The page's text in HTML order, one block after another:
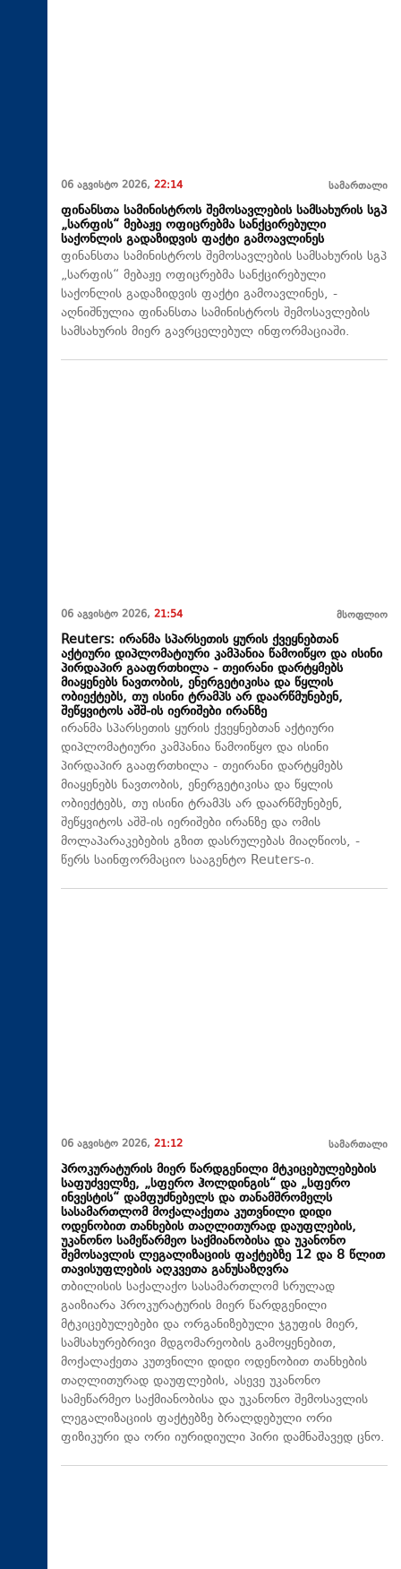
06 აგვისტო 2026, 22:14 სამართალი
ფინანსთა სამინისტროს შემოსავლების სამსახურის სგპ
„სარფის“ მებაჟე ოფიცრებმა სანქცირებული
საქონლის გადაზიდვის ფაქტი გამოავლინეს
ფინანსთა სამინისტროს შემოსავლების სამსახურის სგპ
„სარფის“ მებაჟე ოფიცრებმა სანქცირებული
საქონლის გადაზიდვის ფაქტი გამოავლინეს, -
აღნიშნულია ფინანსთა სამინისტროს შემოსავლების
სამსახურის მიერ გავრცელებულ ინფორმაციაში.
06 აგვისტო 2026, 21:54 მსოფლიო
Reuters: ირანმა სპარსეთის ყურის ქვეყნებთან
აქტიური დიპლომატიური კამპანია წამოიწყო და ისინი
პირდაპირ გააფრთხილა - თეირანი დარტყმებს
მიაყენებს ნავთობის, ენერგეტიკისა და წყლის
ობიექტებს, თუ ისინი ტრამპს არ დაარწმუნებენ,
შეწყვიტოს აშშ-ის იერიშები ირანზე
ირანმა სპარსეთის ყურის ქვეყნებთან აქტიური
დიპლომატიური კამპანია წამოიწყო და ისინი
პირდაპირ გააფრთხილა - თეირანი დარტყმებს
მიაყენებს ნავთობის, ენერგეტიკისა და წყლის
ობიექტებს, თუ ისინი ტრამპს არ დაარწმუნებენ,
შეწყვიტოს აშშ-ის იერიშები ირანზე და ომის
მოლაპარაკებების გზით დასრულებას მიაღწიოს, -
წერს საინფორმაციო სააგენტო Reuters-ი.
06 აგვისტო 2026, 21:12 სამართალი
პროკურატურის მიერ წარდგენილი მტკიცებულებების
საფუძველზე, „სფერო ჰოლდინგის“ და „სფერო
ინვესტის“ დამფუძნებელს და თანამშრომელს
სასამართლომ მოქალაქეთა კუთვნილი დიდი
ოდენობით თანხების თაღლითურად დაუფლების,
უკანონო სამეწარმეო საქმიანობისა და უკანონო
შემოსავლის ლეგალიზაციის ფაქტებზე 12 და 8 წლით
თავისუფლების აღკვეთა განუსაზღვრა
თბილისის საქალაქო სასამართლომ სრულად
გაიზიარა პროკურატურის მიერ წარდგენილი
მტკიცებულებები და ორგანიზებული ჯგუფის მიერ,
სამსახურებრივი მდგომარეობის გამოყენებით,
მოქალაქეთა კუთვნილი დიდი ოდენობით თანხების
თაღლითურად დაუფლების, ასევე უკანონო
სამეწარმეო საქმიანობისა და უკანონო შემოსავლის
ლეგალიზაციის ფაქტებზე ბრალდებული ორი
ფიზიკური და ორი იურიდიული პირი დამნაშავედ ცნო.